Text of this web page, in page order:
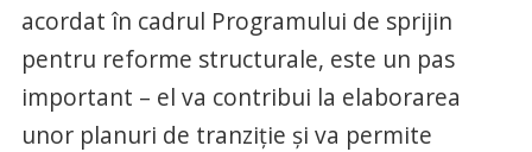
acordat în cadrul Programului de sprijin
pentru reforme structurale, este un pas
important – el va contribui la elaborarea
unor planuri de tranziţie şi va permite